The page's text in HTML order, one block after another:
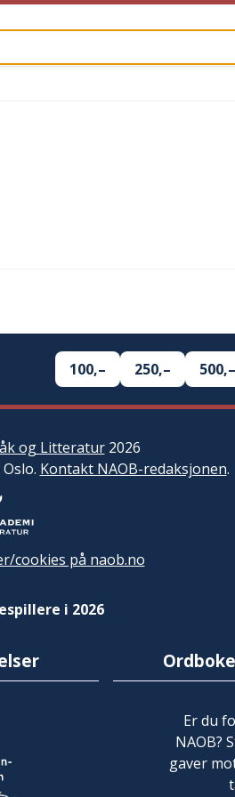
100,– 250,– 500,–
og Litteratur2026
Kontakt NAOB-redaksjonen.
cookies på naob.no
i 2026
Er du
NAOB?
gaver